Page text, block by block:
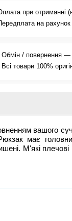
при отриманні
на рахунок
Обмін / повернення —
Всі товари 100%
вашого
має
М'які плечові